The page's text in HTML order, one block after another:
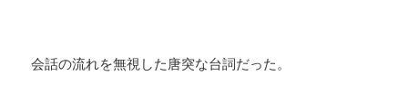
会話の流れを無視した唐突な台詞だった。